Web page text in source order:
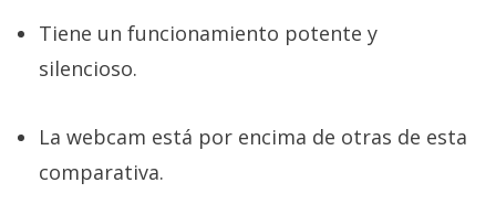
Tiene un funcionamiento potente y
silencioso.
La webcam está por encima de otras de esta
comparativa.